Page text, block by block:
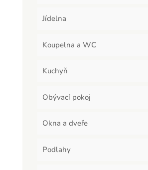
Jídelna
Koupelna a WC
Kuchyň
Obývací pokoj
Okna a dveře
Podlahy